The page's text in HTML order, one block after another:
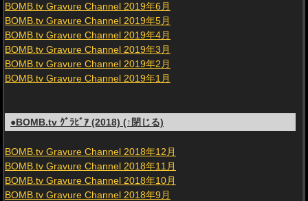
BOMB.tv Gravure Channel 2019年6月
BOMB.tv Gravure Channel 2019年5月
BOMB.tv Gravure Channel 2019年4月
BOMB.tv Gravure Channel 2019年3月
BOMB.tv Gravure Channel 2019年2月
BOMB.tv Gravure Channel 2019年1月
●BOMB.tv ｸﾞﾗﾋﾞｱ (2018) (↑閉じる)
BOMB.tv Gravure Channel 2018年12月
BOMB.tv Gravure Channel 2018年11月
BOMB.tv Gravure Channel 2018年10月
BOMB.tv Gravure Channel 2018年9月